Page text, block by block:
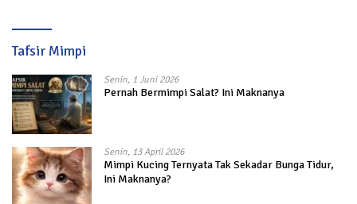
Tafsir Mimpi
Senin, 1 Juni 2026
Pernah Bermimpi Salat? Ini Maknanya
Senin, 13 April 2026
Mimpi Kucing Ternyata Tak Sekadar Bunga Tidur,
Ini Maknanya?